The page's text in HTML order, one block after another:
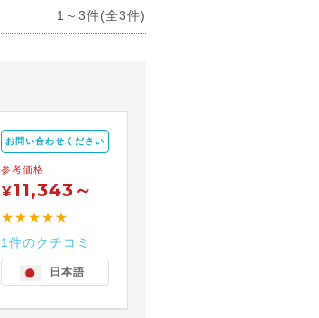
1～3件(全3件)
お問い合わせください
参考価格
¥11,343～
★★★★★
1件のクチコミ
日本語